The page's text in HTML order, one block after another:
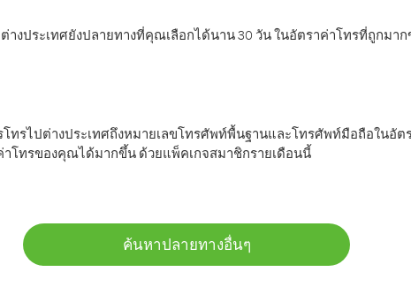
งประเทศยังปลายทางที่คุณเลือกได้นาน 30 วัน ในอัตราค่าโทรที่ถูกมาก
ทรไปต่างประเทศถึงหมายเลขโทรศัพท์พื้นฐานและโทรศัพท์มือถือในอั
โทรของคุณได้มากขึ้น ด้วยแพ็คเกจสมาชิกรายเดือนนี้
ค้นหาปลายทางอื่นๆ